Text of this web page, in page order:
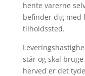
hente varerne
befinder dig med
tilholdssted.
står og skal
herved er det